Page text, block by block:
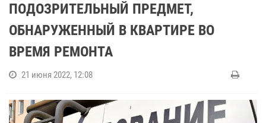
ПОДОЗРИТЕЛЬНЫЙ ПРЕДМЕТ,
ОБНАРУЖЕННЫЙ В КВАРТИРЕ ВО
ВРЕМЯ РЕМОНТА
21 июня 2022, 12:08